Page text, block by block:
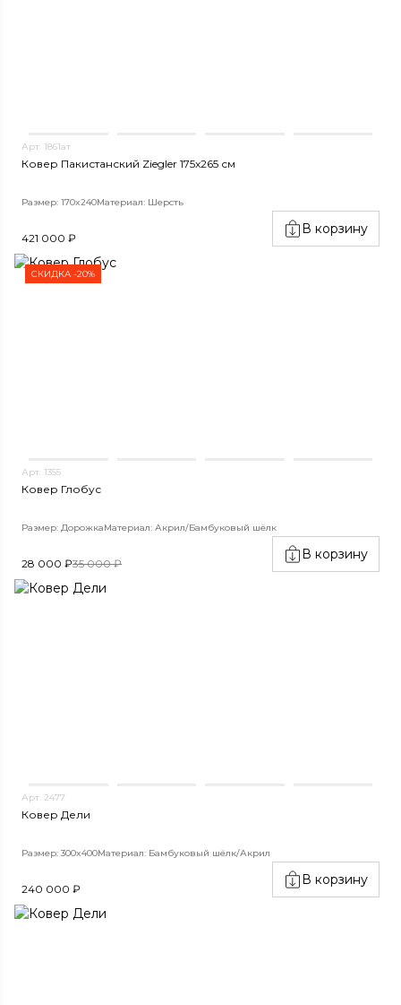
Арт. 1861ат
Ковер Пакистанский Ziegler 175x265 см
Размер: 170x240Материал: Шерсть
421 000 ₽
В корзину
СКИДКА -20%
Арт. 1355
Ковер Глобус
Размер: ДорожкаМатериал: Акрил/Бамбуковый шёлк
28 000 ₽35 000 ₽
В корзину
Арт. 2477
Ковер Дели
Размер: 300x400Материал: Бамбуковый шёлк/Акрил
240 000 ₽
В корзину